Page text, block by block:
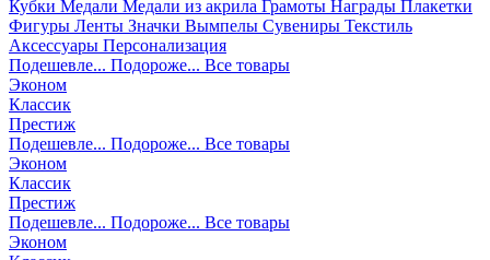
Кубки Медали Медали из акрила Грамоты Награды Плакетки
Фигуры Ленты Значки Вымпелы Сувениры Текстиль
Аксессуары Персонализация
Подешевле... Подороже... Все товары
Эконом
Классик
Престиж
Подешевле... Подороже... Все товары
Эконом
Классик
Престиж
Подешевле... Подороже... Все товары
Эконом